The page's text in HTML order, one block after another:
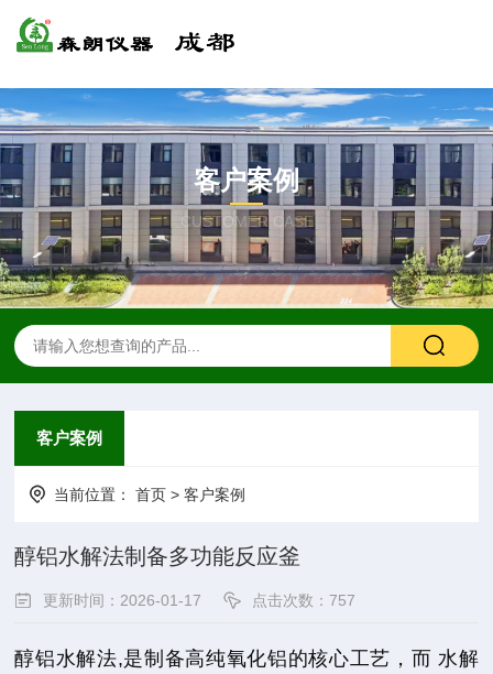
客户案例
CUSTOMER CASE
客户案例
当前位置：首页 >客户案例
醇铝水解法制备多功能反应釜
更新时间：2026-01-17 点击次数：757
醇铝水解法,是制备高纯氧化铝的核心工艺，而 水解